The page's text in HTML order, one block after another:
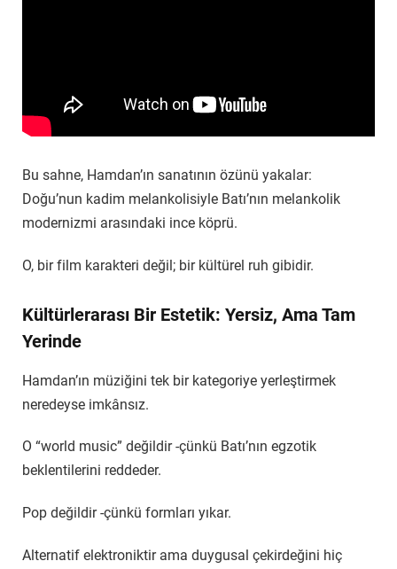
Bu sahne, Hamdan’ın sanatının özünü yakalar:
Doğu’nun kadim melankolisiyle Batı’nın melankolik
modernizmi arasındaki ince köprü.
O, bir film karakteri değil; bir kültürel ruh gibidir.
Kültürlerarası Bir Estetik: Yersiz, Ama Tam
Yerinde
Hamdan’ın müziğini tek bir kategoriye yerleştirmek
neredeyse imkânsız.
O “world music” değildir -çünkü Batı’nın egzotik
beklentilerini reddeder.
Pop değildir -çünkü formları yıkar.
Alternatif elektroniktir ama duygusal çekirdeğini hiç